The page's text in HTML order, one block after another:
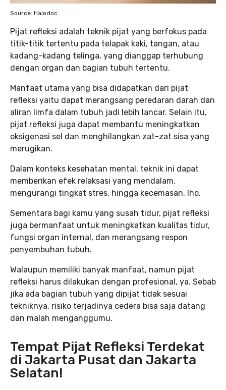
Source: Halodoc
Pijat refleksi adalah teknik pijat yang berfokus pada
titik-titik tertentu pada telapak kaki, tangan, atau
kadang-kadang telinga, yang dianggap terhubung
dengan organ dan bagian tubuh tertentu.
Manfaat utama yang bisa didapatkan dari pijat
refleksi yaitu dapat merangsang peredaran darah dan
aliran limfa dalam tubuh jadi lebih lancar. Selain itu,
pijat refleksi juga dapat membantu meningkatkan
oksigenasi sel dan menghilangkan zat-zat sisa yang
merugikan.
Dalam konteks kesehatan mental, teknik ini dapat
memberikan efek relaksasi yang mendalam,
mengurangi tingkat stres, hingga kecemasan, lho.
Sementara bagi kamu yang susah tidur, pijat refleksi
juga bermanfaat untuk meningkatkan kualitas tidur,
fungsi organ internal, dan merangsang respon
penyembuhan tubuh.
Walaupun memiliki banyak manfaat, namun pijat
refleksi harus dilakukan dengan profesional, ya. Sebab
jika ada bagian tubuh yang dipijat tidak sesuai
tekniknya, risiko terjadinya cedera bisa saja datang
dan malah menganggumu.
Tempat Pijat Refleksi Terdekat
di Jakarta Pusat dan Jakarta
Selatan!